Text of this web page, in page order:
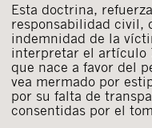
Esta doctrina,
responsabilidad civil,
indemnidad de la
interpretar el artículo
que nace a favor del
vea mermado por
por su falta de
consentidas por el